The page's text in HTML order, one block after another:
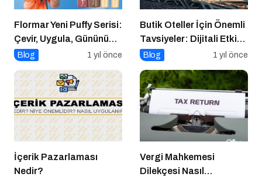
Flormar Yeni Puffy Serisi:
Çevir, Uygula, Gününü
Renklendir!
Blog 1 yıl önce
Butik Oteller İçin Önemli
Tavsiyeler: Dijitali Etkin
Kullanın
Blog 1 yıl önce
İçerik Pazarlaması
Nedir?
Vergi Mahkemesi
Dilekçesi Nasıl